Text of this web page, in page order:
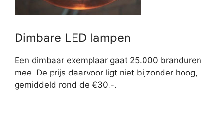
Dimbare LED lampen
Een dimbaar exemplaar gaat 25.000 branduren
mee. De prijs daarvoor ligt niet bijzonder hoog,
gemiddeld rond de €30,-.